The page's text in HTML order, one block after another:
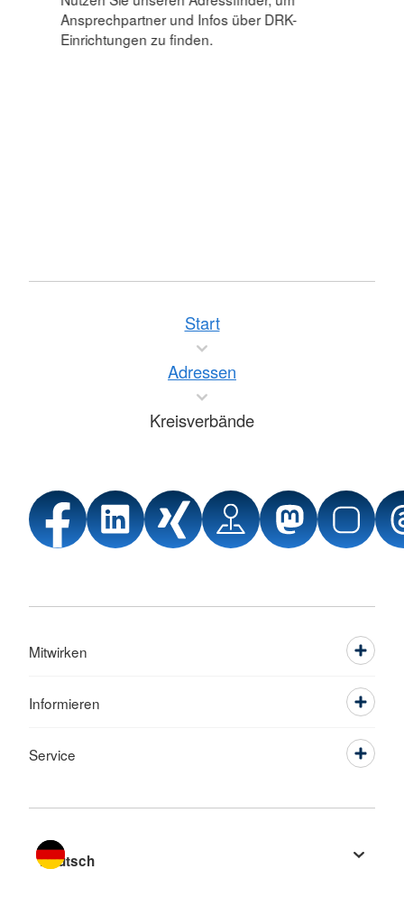
Ansprechpartner und Infos über DRK-
Einrichtungen zu finden.
Start
Adressen
Kreisverbände
Mitwirken
Informieren
Service
Sprache wechseln zu